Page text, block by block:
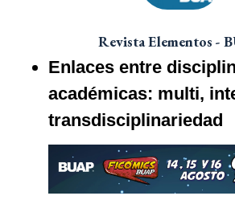
Revista Elementos -
Enlaces entre
académicas: multi,
transdisciplinariedad